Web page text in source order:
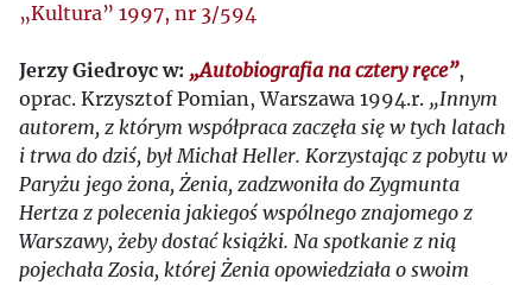
„Kultura” 1997, nr 3/594
Jerzy Giedroyc w: „Autobiografia na cztery ręce”,
oprac. Krzysztof Pomian, Warszawa 1994.r. „Innym
autorem, z którym współpraca zaczęła się w tych latach
i trwa do dziś, był Michał Heller. Korzystając z pobytu w
Paryżu jego żona, Żenia, zadzwoniła do Zygmunta
Hertza z polecenia jakiegoś wspólnego znajomego z
Warszawy, żeby dostać książki. Na spotkanie z nią
pojechała Zosia, której Żenia opowiedziała o swoim